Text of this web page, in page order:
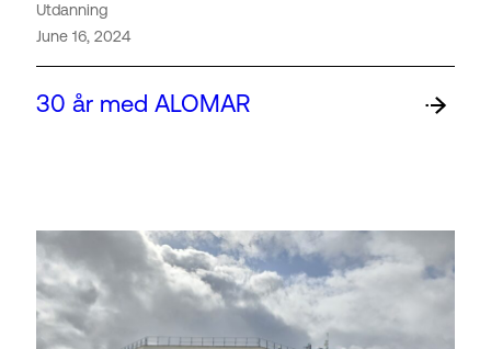
Utdanning
June 16, 2024
30 år med ALOMAR